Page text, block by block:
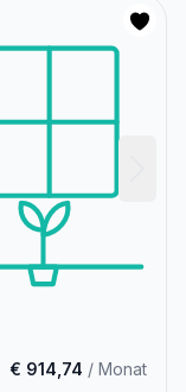
€ 914,74 / Monat